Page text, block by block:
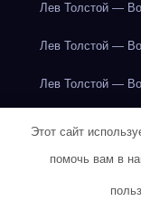
Лев Толстой —
Лев Толстой —
Лев Толстой —
Лев Толстой —
Лев Толстой —
Этот сайт
помочь вам в